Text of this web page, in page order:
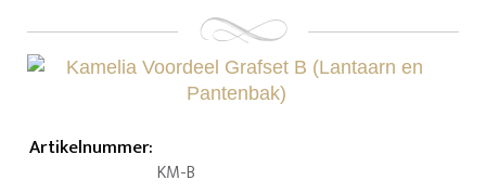
Artikelnummer:
KM-B